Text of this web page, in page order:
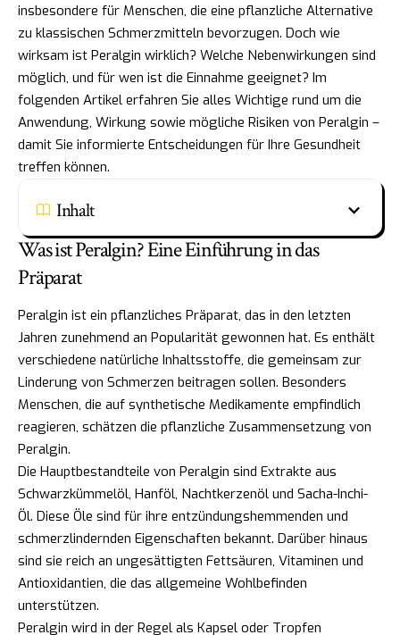
insbesondere für Menschen, die eine pflanzliche Alternative
zu klassischen Schmerzmitteln bevorzugen. Doch wie
wirksam ist Peralgin wirklich? Welche Nebenwirkungen sind
möglich, und für wen ist die Einnahme geeignet? Im
folgenden Artikel erfahren Sie alles Wichtige rund um die
Anwendung, Wirkung sowie mögliche Risiken von Peralgin –
damit Sie informierte Entscheidungen für Ihre Gesundheit
treffen können.
Inhalt
Was ist Peralgin? Eine Einführung in das
Präparat
Peralgin ist ein pflanzliches Präparat, das in den letzten
Jahren zunehmend an Popularität gewonnen hat. Es enthält
verschiedene natürliche Inhaltsstoffe, die gemeinsam zur
Linderung von Schmerzen beitragen sollen. Besonders
Menschen, die auf synthetische Medikamente empfindlich
reagieren, schätzen die pflanzliche Zusammensetzung von
Peralgin.
Die Hauptbestandteile von Peralgin sind Extrakte aus
Schwarzkümmelöl, Hanföl, Nachtkerzenöl und Sacha-Inchi-
Öl. Diese Öle sind für ihre entzündungshemmenden und
schmerzlindernden Eigenschaften bekannt. Darüber hinaus
sind sie reich an ungesättigten Fettsäuren, Vitaminen und
Antioxidantien, die das allgemeine Wohlbefinden
unterstützen.
Peralgin wird in der Regel als Kapsel oder Tropfen